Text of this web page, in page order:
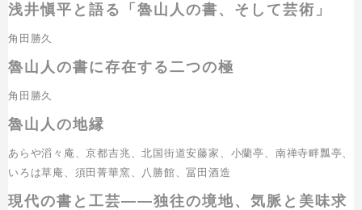
浅井愼平と語る「魯山人の書、そして芸術」
角田勝久
魯山人の書に存在する二つの極
角田勝久
魯山人の地縁
あらや滔々庵、京都吉兆、北国街道安藤家、小蘭亭、南禅寺畔瓢亭、
いろは草庵、須田菁華窯、八勝館、冨田酒造
現代の書と工芸――独往の境地、気脈と美味求